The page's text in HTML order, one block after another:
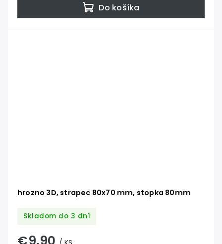
Do košíka
hrozno 3D, strapec 80x70 mm, stopka 80mm
Skladom do 3 dní